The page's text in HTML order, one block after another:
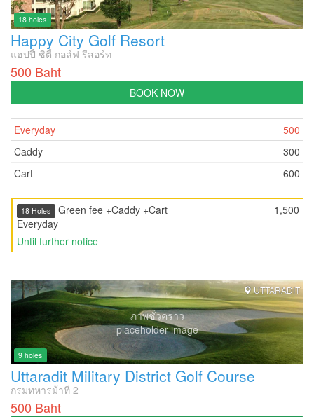
18 holes
Happy City Golf Resort
แฮปปี้ ซิตี้ กอล์ฟ รีสอร์ท
500 Baht
BOOK NOW
Everyday
500
Caddy
300
Cart
600
1,500
18 Holes Green fee +Caddy +Cart
Everyday
Until further notice
ภาพชั่วคราว
placeholder image
UTTARADIT
9 holes
Uttaradit Military District Golf Course
กรมทหารม้าที่ 2
500 Baht